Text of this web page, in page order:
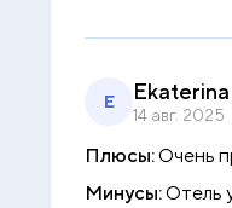
E Ekaterina
14 авг. 2025
Плюсы:Очень
Минусы:Отель